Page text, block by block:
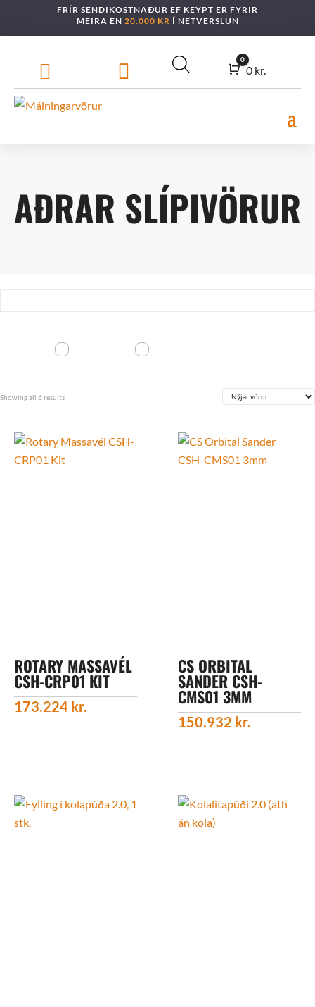
FRÍR SENDIKOSTNAÐUR EF KEYPT ER FYRIR
MEIRA EN 20.000 KR Í NETVERSLUN
  Cart
0
0 kr.
AÐRAR SLÍPIVÖRUR
Showing all 6 resultsSorted
ROTARY MASSAVÉL
CSH-CRP01 KIT
173.224 kr.
CS ORBITAL
SANDER CSH-
CMS01 3MM
150.932 kr.